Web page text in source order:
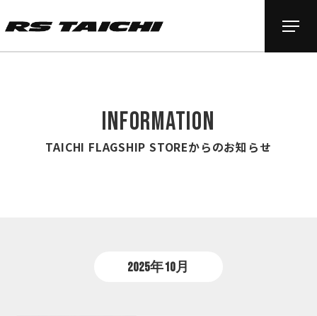
INFORMATION
TAICHI FLAGSHIP STOREからのお知らせ
2025年10月